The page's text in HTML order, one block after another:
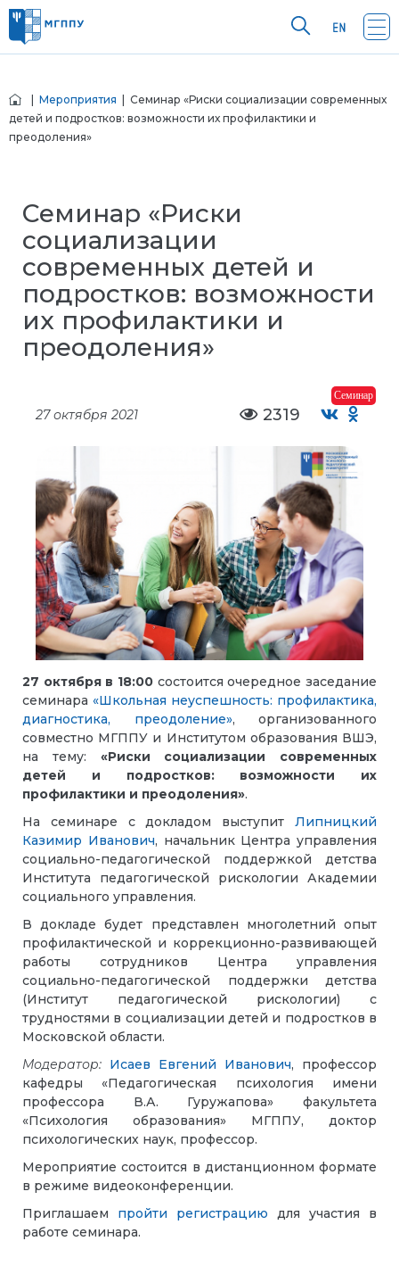
Мероприятия | Семинар «Риски социализации современных
детей и подростков: возможности их профилактики и
преодоления»
Семинар «Риски
социализации
современных детей и
подростков: возможности
их профилактики и
преодоления»
Семинар
27 октября 2021 2319
27 октября в 18:00 состоится очередное заседание
семинара «Школьная неуспешность: профилактика,
диагностика, преодоление», организованного
совместно МГППУ и Институтом образования ВШЭ,
на тему: «Риски социализации современных
детей и подростков: возможности их
профилактики и преодоления».
На семинаре с докладом выступит Липницкий
Казимир Иванович, начальник Центра управления
социально-педагогической поддержкой детства
Института педагогической рискологии Академии
социального управления.
В докладе будет представлен многолетний опыт
профилактической и коррекционно-развивающей
работы сотрудников Центра управления
социально-педагогической поддержки детства
(Институт педагогической рискологии) с
трудностями в социализации детей и подростков в
Московской области.
Модератор: Исаев Евгений Иванович, профессор
кафедры «Педагогическая психология имени
профессора В.А. Гуружапова» факультета
«Психология образования» МГППУ, доктор
психологических наук, профессор.
Мероприятие состоится в дистанционном формате
в режиме видеоконференции.
Приглашаем пройти регистрацию для участия в
работе семинара.